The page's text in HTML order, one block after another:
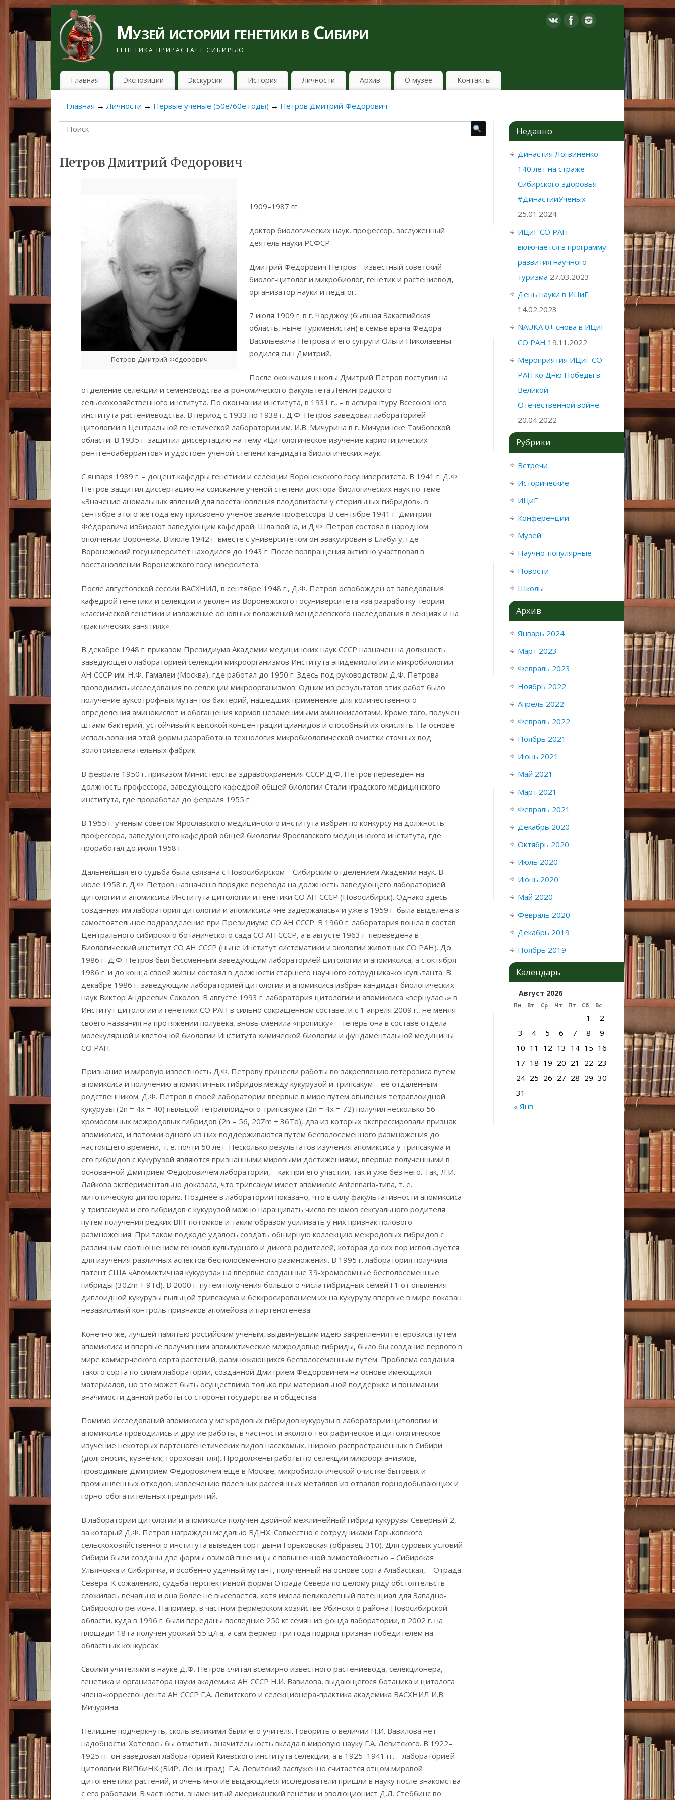
Музей истории генетики в Сибири
ГЕНЕТИКА ПРИРАСТАЕТ СИБИРЬЮ
Главная Экспозиции Экскурсии История Личности Архив О музее Контакты
Главная → Личности → Первые ученые (50е/60е годы) → Петров Дмитрий Федорович
Петров Дмитрий Федорович
Петров Дмитрий Фёдорович
1909–1987 гг.
доктор биологических наук, профессор, заслуженный
деятель науки РСФСР
Дмитрий Фёдорович Петров – известный советский
биолог-цитолог и микробиолог, генетик и растениевод,
организатор науки и педагог.
7 июля 1909 г. в г. Чарджоу (бывшая Закаспийская
область, ныне Туркменистан) в семье врача Федора
Васильевича Петрова и его супруги Ольги Николаевны
родился сын Дмитрий.
После окончания школы Дмитрий Петров поступил на
отделение селекции и семеноводства агрономического факультета Ленинградского
сельскохозяйственного института. По окончании института, в 1931 г., – в аспирантуру Всесоюзного
института растениеводства. В период с 1933 по 1938 г. Д.Ф. Петров заведовал лабораторией
цитологии в Центральной генетической лаборатории им. И.В. Мичурина в г. Мичуринске Тамбовской
области. В 1935 г. защитил диссертацию на тему «Цитологическое изучение кариотипических
рентгеноаберрантов» и удостоен ученой степени кандидата биологических наук.
С января 1939 г. – доцент кафедры генетики и селекции Воронежского госуниверситета. В 1941 г. Д.Ф.
Петров защитил диссертацию на соискание ученой степени доктора биологических наук по теме
«Значение аномальных явлений для восстановления плодовитости у стерильных гибридов», в
сентябре этого же года ему присвоено ученое звание профессора. В сентябре 1941 г. Дмитрия
Фёдоровича избирают заведующим кафедрой. Шла война, и Д.Ф. Петров состоял в народном
ополчении Воронежа. В июле 1942 г. вместе с университетом он эвакуирован в Елабугу, где
Воронежский госуниверситет находился до 1943 г. После возвращения активно участвовал в
восстановлении Воронежского госуниверситета.
После августовской сессии ВАСХНИЛ, в сентябре 1948 г., Д.Ф. Петров освобожден от заведования
кафедрой генетики и селекции и уволен из Воронежского госуниверситета «за разработку теории
классической генетики и изложение основных положений менделевского наследования в лекциях и на
практических занятиях».
В декабре 1948 г. приказом Президиума Академии медицинских наук СССР назначен на должность
заведующего лабораторией селекции микроорганизмов Института эпидемиологии и микробиологии
АН СССР им. Н.Ф. Гамалеи (Москва), где работал до 1950 г. Здесь под руководством Д.Ф. Петрова
проводились исследования по селекции микроорганизмов. Одним из результатов этих работ было
получение ауксотрофных мутантов бактерий, нашедших применение для количественного
определения аминокислот и обогащения кормов незаменимыми аминокислотами. Кроме того, получен
штамм бактерий, устойчивый к высокой концентрации цианидов и способный их окислять. На основе
использования этой формы разработана технология микробиологической очистки сточных вод
золотоизвлекательных фабрик.
В феврале 1950 г. приказом Министерства здравоохранения СССР Д.Ф. Петров переведен на
должность профессора, заведующего кафедрой общей биологии Сталинградского медицинского
института, где проработал до февраля 1955 г.
В 1955 г. ученым советом Ярославского медицинского института избран по конкурсу на должность
профессора, заведующего кафедрой общей биологии Ярославского медицинского института, где
проработал до июля 1958 г.
Дальнейшая его судьба была связана с Новосибирском – Сибирским отделением Академии наук. В
июле 1958 г. Д.Ф. Петров назначен в порядке перевода на должность заведующего лабораторией
цитологии и апомиксиса Института цитологии и генетики СО АН СССР (Новосибирск). Однако здесь
созданная им лаборатория цитологии и апомиксиса «не задержалась» и уже в 1959 г. была выделена в
самостоятельное подразделение при Президиуме СО АН СССР. В 1960 г. лаборатория вошла в состав
Центрального сибирского ботанического сада СО АН СССР, а в августе 1963 г. переведена в
Биологический институт СО АН СССР (ныне Институт систематики и экологии животных СО РАН). До
1986 г. Д.Ф. Петров был бессменным заведующим лабораторией цитологии и апомиксиса, а с октября
1986 г. и до конца своей жизни состоял в должности старшего научного сотрудника-консультанта. В
декабре 1986 г. заведующим лабораторией цитологии и апомиксиса избран кандидат биологических
наук Виктор Андреевич Соколов. В августе 1993 г. лаборатория цитологии и апомиксиса «вернулась» в
Институт цитологии и генетики СО РАН в сильно сокращенном составе, и с 1 апреля 2009 г., не меняя
своего названия на протяжении полувека, вновь сменила «прописку» – теперь она в составе отдела
молекулярной и клеточной биологии Института химической биологии и фундаментальной медицины
СО РАН.
Признание и мировую известность Д.Ф. Петрову принесли работы по закреплению гетерозиса путем
апомиксиса и получению апомиктичных гибридов между кукурузой и трипсакум – ее отдаленным
родственником. Д.Ф. Петров в своей лаборатории впервые в мире путем опыления тетраплоидной
кукурузы (2n = 4x = 40) пыльцой тетраплоидного трипсакума (2n = 4x = 72) получил несколько 56-
хромосомных межродовых гибридов (2n = 56, 20Zm + 36Td), два из которых экспрессировали признак
апомиксиса, и потомки одного из них поддерживаются путем бесполосеменного размножения до
настоящего времени, т. е. почти 50 лет. Несколько результатов изучения апомиксиса у трипсакума и
его гибридов с кукурузой являются признанными мировыми достижениями, впервые полученными в
основанной Дмитрием Фёдоровичем лаборатории, – как при его участии, так и уже без него. Так, Л.И.
Лайкова экспериментально доказала, что трипсакум имеет апомиксис Antennaria-типа, т. е.
митотическую дипоспорию. Позднее в лаборатории показано, что в силу факультативности апомиксиса
у трипсакума и его гибридов с кукурузой можно наращивать число геномов сексуального родителя
путем получения редких BIII-потомков и таким образом усиливать у них признак полового
размножения. При таком подходе удалось создать обширную коллекцию межродовых гибридов с
различным соотношением геномов культурного и дикого родителей, которая до сих пор используется
для изучения различных аспектов бесполосеменного размножения. В 1995 г. лаборатория получила
патент США «Апомиктичная кукуруза» на впервые созданные 39-хромосомные бесполосеменные
гибриды (30Zm + 9Td). В 2000 г. путем получения большого числа гибридных семей F1 от опыления
диплоидной кукурузы пыльцой трипсакума и беккросированием их на кукурузу впервые в мире показан
независимый контроль признаков апомейоза и партеногенеза.
Конечно же, лучшей памятью российским ученым, выдвинувшим идею закрепления гетерозиса путем
апомиксиса и впервые получившим апомиктические межродовые гибриды, было бы создание первого в
мире коммерческого сорта растений, размножающихся бесполосеменным путем. Проблема создания
такого сорта по силам лаборатории, созданной Дмитрием Фёдоровичем на основе имеющихся
материалов, но это может быть осуществимо только при материальной поддержке и понимании
значимости данной работы со стороны государства и общества.
Помимо исследований апомиксиса у межродовых гибридов кукурузы в лаборатории цитологии и
апомиксиса проводились и другие работы, в частности эколого-географическое и цитологическое
изучение некоторых партеногенетических видов насекомых, широко распространенных в Сибири
(долгоносик, кузнечик, гороховая тля). Продолжены работы по селекции микроорганизмов,
проводимые Дмитрием Фёдоровичем еще в Москве, микробиологической очистке бытовых и
промышленных отходов, извлечению полезных рассеянных металлов из отвалов горнодобывающих и
горно-обогатительных предприятий.
В лаборатории цитологии и апомиксиса получен двойной межлинейный гибрид кукурузы Северный 2,
за который Д.Ф. Петров награжден медалью ВДНХ. Совместно с сотрудниками Горьковского
сельскохозяйственного института выведен сорт дыни Горьковская (образец 310). Для суровых условий
Сибири были созданы две формы озимой пшеницы с повышенной зимостойкостью – Сибирская
Ульяновка и Сибирячка, и особенно удачный мутант, полученный на основе сорта Алабасская, – Отрада
Севера. К сожалению, судьба перспективной формы Отрада Севера по целому ряду обстоятельств
сложилась печально и она более не высевается, хотя имела великолепный потенциал для Западно-
Сибирского региона. Например, в частном фермерском хозяйстве Убинского района Новосибирской
области, куда в 1996 г. были переданы последние 250 кг семян из фонда лаборатории, в 2002 г. на
площади 18 га получен урожай 55 ц/га, а сам фермер три года подряд признан победителем на
областных конкурсах.
Своими учителями в науке Д.Ф. Петров считал всемирно известного растениевода, селекционера,
генетика и организатора науки академика АН СССР Н.И. Вавилова, выдающегося ботаника и цитолога
члена-корреспондента АН СССР Г.А. Левитского и селекционера-практика академика ВАСХНИЛ И.В.
Мичурина.
Нелишне подчеркнуть, сколь великими были его учителя. Говорить о величии Н.И. Вавилова нет
надобности. Хотелось бы отметить значительность вклада в мировую науку Г.А. Левитского. В 1922–
1925 гг. он заведовал лабораторией Киевского института селекции, а в 1925–1941 гг. – лабораторией
цитологии ВИПбиНК (ВИР, Ленинград). Г.А. Левитский заслуженно считается отцом мировой
цитогенетики растений, и очень многие выдающиеся исследователи пришли в науку после знакомства
с его работами. В частности, знаменитый американский генетик и эволюционист Д.Л. Стеббинс во
Недавно
Династия Логвиненко:
140 лет на страже
Сибирского здоровья
#ДинастииУченых
25.01.2024
ИЦиГ СО РАН
включается в программу
развития научного
туризма 27.03.2023
День науки в ИЦиГ
14.02.2023
NAUKA 0+ снова в ИЦиГ
СО РАН 19.11.2022
Мероприятия ИЦиГ СО
РАН ко Дню Победы в
Великой
Отечественной войне.
20.04.2022
Рубрики
Встречи
Исторические
ИЦиГ
Конференции
Музей
Научно-популярные
Новости
Школы
Архив
Январь 2024
Март 2023
Февраль 2023
Ноябрь 2022
Апрель 2022
Февраль 2022
Ноябрь 2021
Июнь 2021
Май 2021
Март 2021
Февраль 2021
Декабрь 2020
Октябрь 2020
Июль 2020
Июнь 2020
Май 2020
Февраль 2020
Декабрь 2019
Ноябрь 2019
Календарь
Август 2026
Пн Вт Ср Чт Пт Сб Вс
1
2
3
4 5 6 7 8
9
10 11 12 13 14 15 16
17 18 19 20 21 22 23
24 25 26 27 28 29 30
31
« Янв